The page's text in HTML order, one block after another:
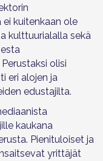
kuitenkaan ole
kulttuurialalla sekä
olisi
eri alojen ja
edustajilta.
kaukana
Pienituloiset ja
yrittäjät